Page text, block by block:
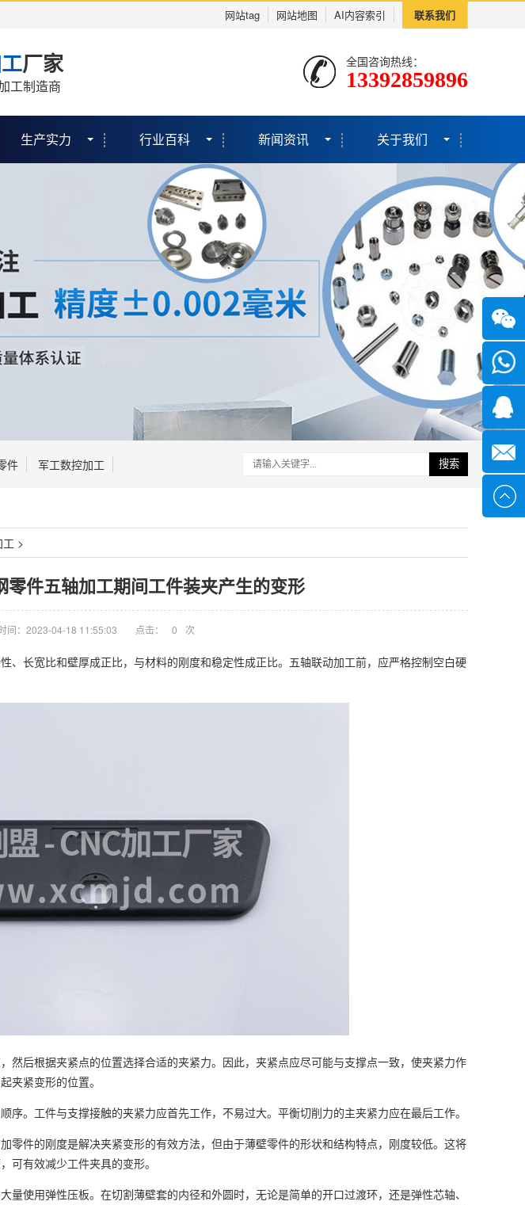
网站tag 网站地图 AI内容索引 联系我们
厂家
工制造商
全国咨询热线：
13392859896
生产实力 行业百科 新闻资讯 关于我们
件 军工数控加工 搜索
工 >
零件五轴加工期间工件装夹产生的变形
间：2023-04-18 11:55:03 点击： 0 次
、长宽比和壁厚成正比，与材料的刚度和稳定性成正比。五轴联动加工前，应严格控制空白硬
然后根据夹紧点的位置选择合适的夹紧力。因此，夹紧点应尽可能与支撑点一致，使夹紧力作
夹紧变形的位置。
序。工件与支撑接触的夹紧力应首先工作，不易过大。平衡切削力的主夹紧力应在最后工作。
零件的刚度是解决夹紧变形的有效方法，但由于薄壁零件的形状和结构特点，刚度较低。这将
可有效减少工件夹具的变形。
使用弹性压板。在切割薄壁套的内径和外圆时，无论是简单的开口过渡环，还是弹性芯轴、
微信